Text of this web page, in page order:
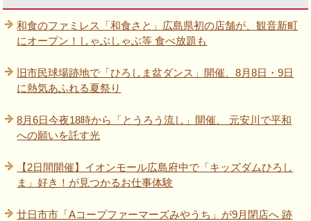
和食のファミレス「和食さと」広島県初の店舗が、観音新町
にオープン！しゃぶしゃぶ等 食べ放題も
旧市民球場跡地で「ひろしま盆ダンス」開催、8月8日・9日
に熱気あふれる夏祭り
8月6日今夜18時から「とうろう流し」開催、 元安川で平和
への願いを託す光
【2日間開催】イオンモール広島府中で「キッズダムひろし
ま」好き！が見つかるお仕事体験
廿日市市「Aコープファーマーズみやうち」が9月閉店へ 跡